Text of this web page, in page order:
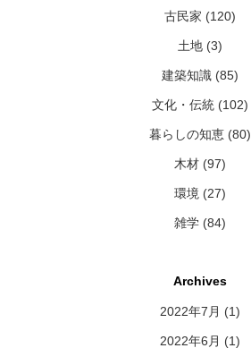
古民家 (120)
土地 (3)
建築知識 (85)
文化・伝統 (102)
暮らしの知恵 (80)
木材 (97)
環境 (27)
雑学 (84)
Archives
2022年7月 (1)
2022年6月 (1)